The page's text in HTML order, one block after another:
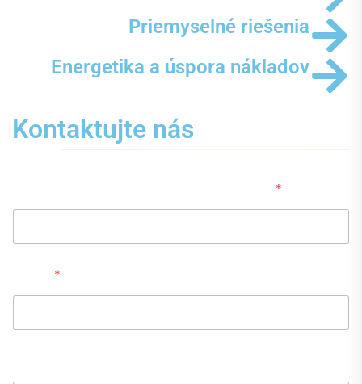
Priemyselné riešenia
Energetika a úspora nákladov
Kontaktujte nás
*
*
a